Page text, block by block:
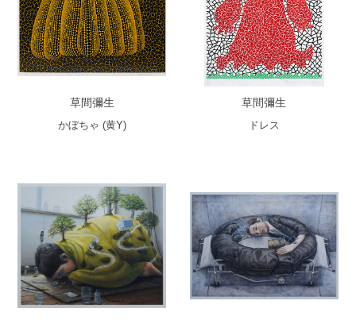
草間彌生
かぼちゃ (黄Y)
草間彌生
ドレス